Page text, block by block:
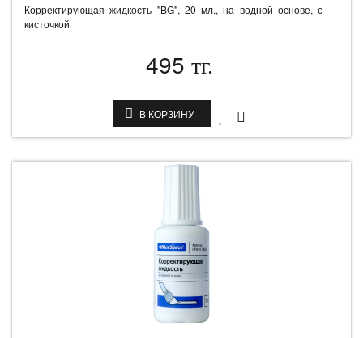
Корректирующая жидкость "BG", 20 мл., на водной основе, с
кисточкой
495 тг.
В КОРЗИНУ